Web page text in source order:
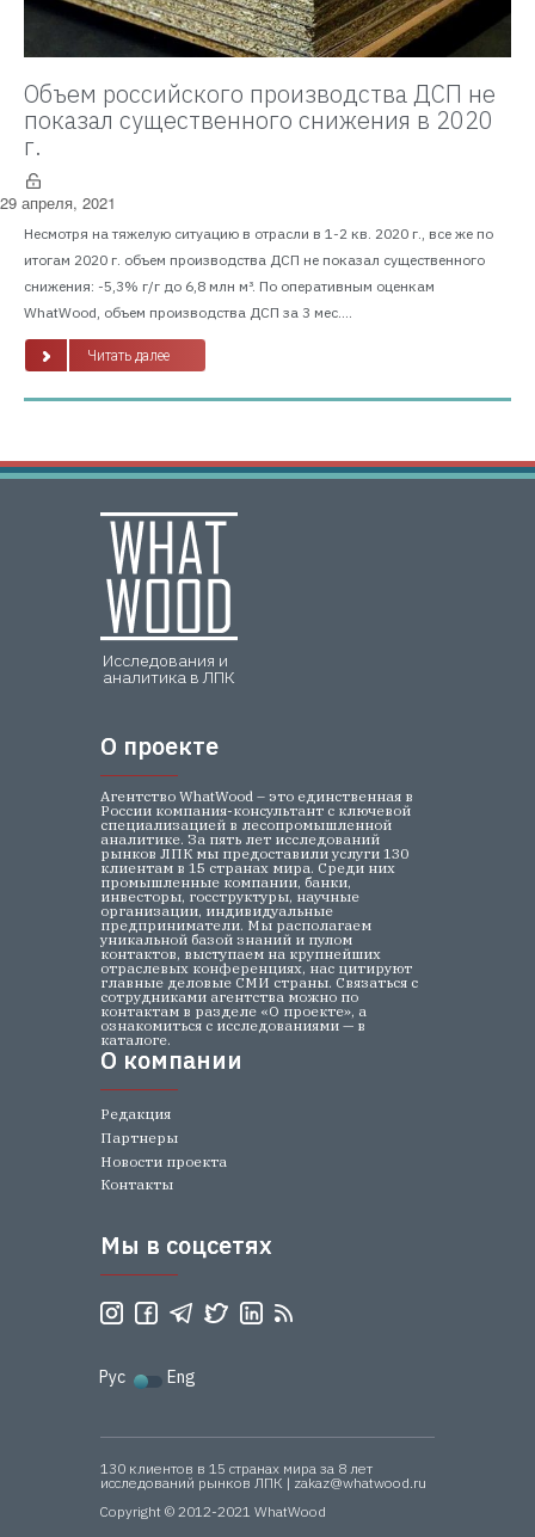
Объем российского производства ДСП не
показал существенного снижения в 2020
г.
29 апреля, 2021
Несмотря на тяжелую ситуацию в отрасли в 1-2 кв. 2020 г., все же по
итогам 2020 г. объем производства ДСП не показал существенного
снижения: -5,3% г/г до 6,8 млн м³. По оперативным оценкам
WhatWood, объем производства ДСП за 3 мес....
Читать далее
Редакция
Партнеры
Агентство WhatWood – это единственная в
России компания-консультант с ключевой
специализацией в лесопромышленной
аналитике. За пять лет исследований
рынков ЛПК мы предоставили услуги 130
клиентам в 15 странах мира. Среди них
промышленные компании, банки,
инвесторы, госструктуры, научные
организации, индивидуальные
предприниматели. Мы располагаем
уникальной базой знаний и пулом
контактов, выступаем на крупнейших
отраслевых конференциях, нас цитируют
главные деловые СМИ страны. Связаться с
сотрудниками агентства можно по
контактам в разделе «О проекте», а
ознакомиться с исследованиями — в
каталоге.
Новости проекта
Контакты
Исследования и
аналитика в ЛПК
О проекте
О компании
Мы в соцсетях
130 клиентов в 15 странах мира за 8 лет
исследований рынков ЛПК | zakaz@whatwood.ru
Copyright © 2012-2021 WhatWood
Рус Eng
О проекте
Мы в соцсетях
О компании